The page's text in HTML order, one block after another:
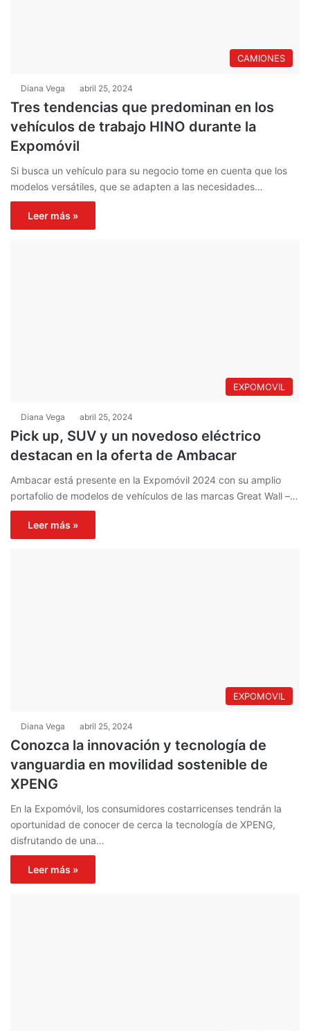
CAMIONES
Diana Vega abril 25, 2024
Tres tendencias que predominan en los
vehículos de trabajo HINO durante la
Expomóvil
Si busca un vehículo para su negocio tome en cuenta que los
modelos versátiles, que se adapten a las necesidades…
Leer más »
EXPOMOVIL
Diana Vega abril 25, 2024
Pick up, SUV y un novedoso eléctrico
destacan en la oferta de Ambacar
Ambacar está presente en la Expomóvil 2024 con su amplio
portafolio de modelos de vehículos de las marcas Great Wall –…
Leer más »
EXPOMOVIL
Diana Vega abril 25, 2024
Conozca la innovación y tecnología de
vanguardia en movilidad sostenible de
XPENG
En la Expomóvil, los consumidores costarricenses tendrán la
oportunidad de conocer de cerca la tecnología de XPENG,
disfrutando de una…
Leer más »